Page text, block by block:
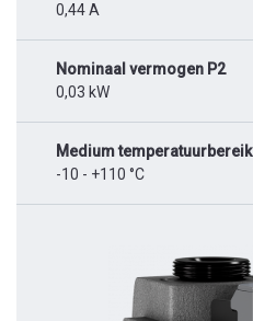
0,44 A
Nominaal vermogen P2
0,03 kW
Medium temperatuurbereik
-10 - +110 °C